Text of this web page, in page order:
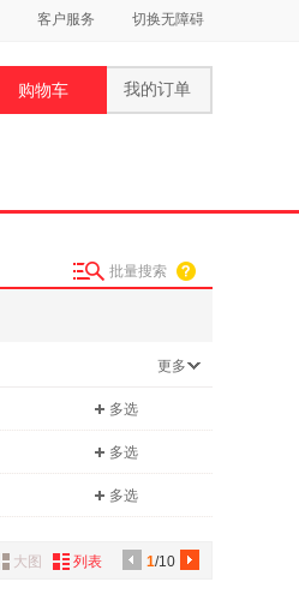
客户服务 切换无障碍
购物车 我的订单
批量搜索
更多
多选
多选
多选
1/10
大图 列表